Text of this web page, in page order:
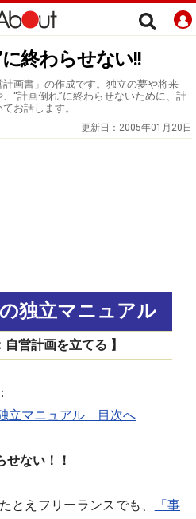
に終わらせない!!
画書」の作成です。独立の夢や将来
“計画倒れ”に終わらせないために、計
お話します。
更新日： 2005年01月20日
独立マニュアル
自営計画を立てる 】
立マニュアル 目次へ
せない！！
とえフリーランスでも、
「事